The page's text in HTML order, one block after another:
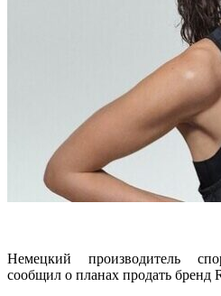
Немецкий производитель
сообщил о планах продать бренд